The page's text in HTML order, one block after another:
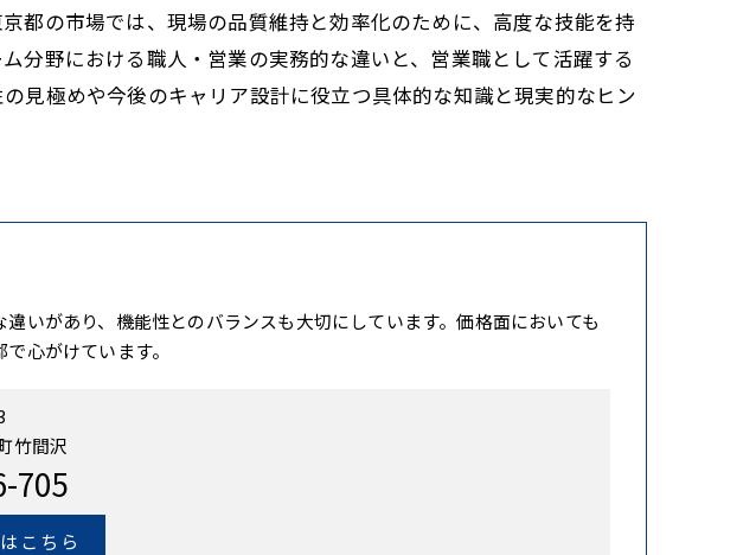
都の市場では、現場の品質維持と効率化のために、高度な技能を持
分野における職人・営業の実務的な違いと、営業職として活躍する
見極めや今後のキャリア設計に役立つ具体的な知識と現実的なヒン
いがあり、機能性とのバランスも大切にしています。価格面においても
心がけています。
竹間沢
705
こちら